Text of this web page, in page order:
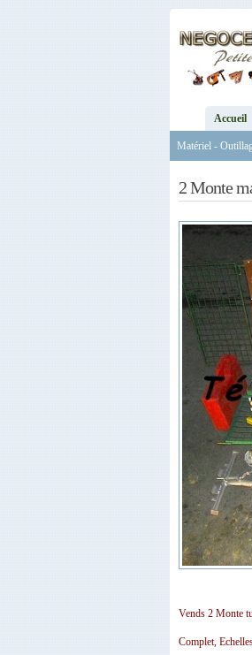
Accueil
Matériel -
2 Monte
Vends 2 Monte
Complet,